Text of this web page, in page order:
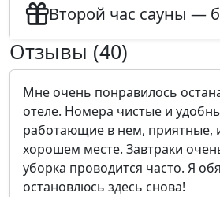
Второй час сауны —
Отзывы (40)
Мне очень понравилось
отеле. Номера чистые и
работающие в нем, приятные,
хорошем месте. Завтраки
уборка проводится часто. Я
остановлюсь здесь снова!